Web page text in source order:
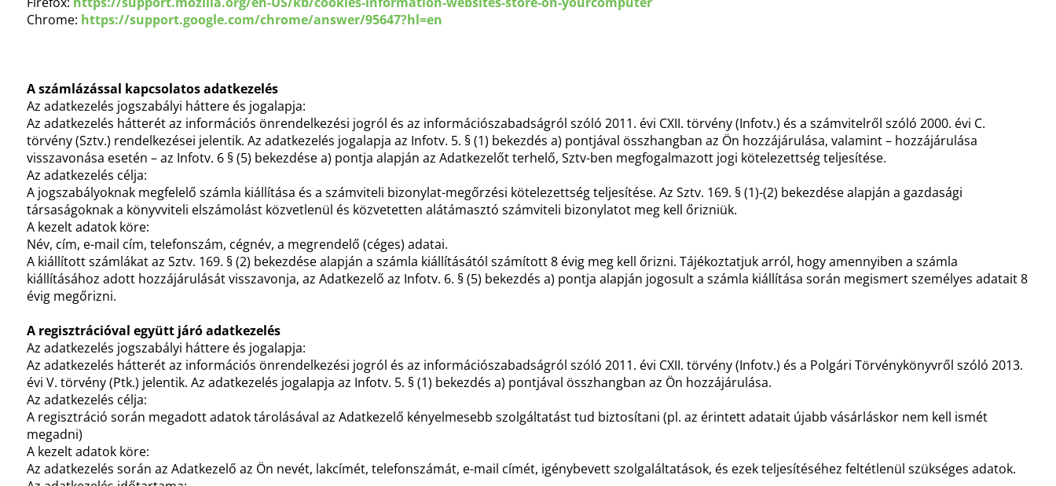
Chrome: https://support.google.com/chrome/answer/95647?hl=en
A számlázással kapcsolatos adatkezelés
Az adatkezelés jogszabályi háttere és jogalapja:
Az adatkezelés hátterét az információs önrendelkezési jogról és az információszabadságról szóló 2011. évi CXII. törvény (Infotv.) és a számvitelről szóló 2000. évi C.
törvény (Sztv.) rendelkezései jelentik. Az adatkezelés jogalapja az Infotv. 5. § (1) bekezdés a) pontjával összhangban az Ön hozzájárulása, valamint – hozzájárulása
visszavonása esetén – az Infotv. 6 § (5) bekezdése a) pontja alapján az Adatkezelőt terhelő, Sztv-ben megfogalmazott jogi kötelezettség teljesítése.
Az adatkezelés célja:
A jogszabályoknak megfelelő számla kiállítása és a számviteli bizonylat-megőrzési kötelezettség teljesítése. Az Sztv. 169. § (1)-(2) bekezdése alapján a gazdasági
társaságoknak a könyvviteli elszámolást közvetlenül és közvetetten alátámasztó számviteli bizonylatot meg kell őrizniük.
A kezelt adatok köre:
Név, cím, e-mail cím, telefonszám, cégnév, a megrendelő (céges) adatai.
A kiállított számlákat az Sztv. 169. § (2) bekezdése alapján a számla kiállításától számított 8 évig meg kell őrizni. Tájékoztatjuk arról, hogy amennyiben a számla
kiállításához adott hozzájárulását visszavonja, az Adatkezelő az Infotv. 6. § (5) bekezdés a) pontja alapján jogosult a számla kiállítása során megismert személyes adatait 8
évig megőrizni.
A regisztrációval együtt járó adatkezelés
Az adatkezelés jogszabályi háttere és jogalapja:
Az adatkezelés hátterét az információs önrendelkezési jogról és az információszabadságról szóló 2011. évi CXII. törvény (Infotv.) és a Polgári Törvénykönyvről szóló 2013.
évi V. törvény (Ptk.) jelentik. Az adatkezelés jogalapja az Infotv. 5. § (1) bekezdés a) pontjával összhangban az Ön hozzájárulása.
Az adatkezelés célja:
A regisztráció során megadott adatok tárolásával az Adatkezelő kényelmesebb szolgáltatást tud biztosítani (pl. az érintett adatait újabb vásárláskor nem kell ismét
megadni)
A kezelt adatok köre:
Az adatkezelés során az Adatkezelő az Ön nevét, lakcímét, telefonszámát, e-mail címét, igénybevett szolgaláltatások, és ezek teljesítéséhez feltétlenül szükséges adatok.